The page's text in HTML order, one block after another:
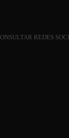
REDES